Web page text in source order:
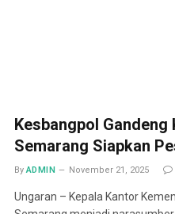
Kesbangpol Gandeng
Semarang Siapkan
By ADMIN November 21, 2025
Ungaran – Kepala Kantor